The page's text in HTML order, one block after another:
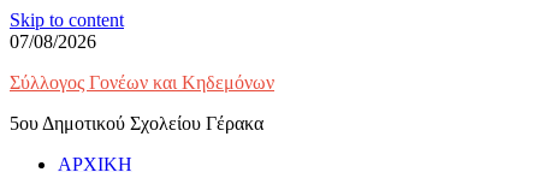
Skip to content
07/08/2026
Σύλλογος Γονέων και Κηδεμόνων
5ου Δημοτικού Σχολείου Γέρακα
ΑΡΧΙΚΗ